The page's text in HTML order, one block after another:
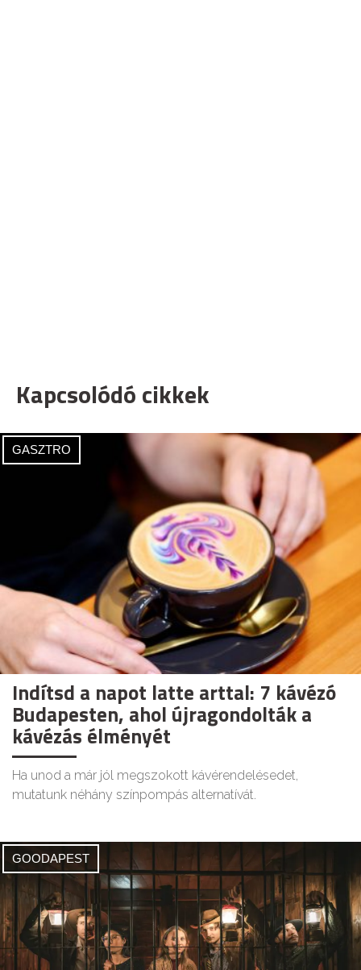
Kapcsolódó cikkek
GASZTRO
Indítsd a napot latte arttal: 7 kávézó
Budapesten, ahol újragondolták a
kávézás élményét
Ha unod a már jól megszokott kávérendelésedet,
mutatunk néhány színpompás alternatívát.
GOODAPEST